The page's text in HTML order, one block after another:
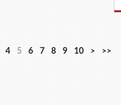
4 5 6 7 8 9 10
2
> >>